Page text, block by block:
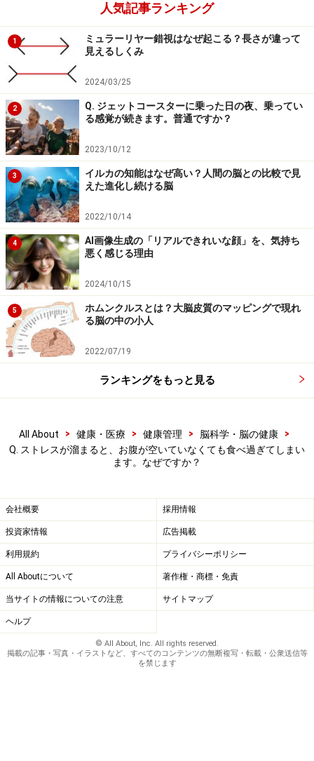
人気記事ランキング
1
ミュラーリヤー錯視はなぜ起こる？長さが違って
見えるしくみ
2024/03/25
2
Q. ジェットコースターに乗った日の夜、乗ってい
る感覚が続きます。普通ですか？
2023/10/12
3
イルカの知能はなぜ高い？人間の脳との比較で見
えた進化し続ける脳
2022/10/14
4
AI画像生成の「リアルできれいな顔」を、気持ち
悪く感じる理由
2024/10/15
5
ホムンクルスとは？大脳皮質のマッピングで現れ
る脳の中の小人
2022/07/19
ランキングをもっと見る
All About > 健康・医療 > 健康管理 > 脳科学・脳の健康
>
Q. ストレスが溜まると、お腹が空いていなくても食べ過ぎてしまい
ます。なぜですか？
会社概要 採用情報
投資家情報 広告掲載
利用規約 プライバシーポリシー
All Aboutについて 著作権・商標・免責
当サイトの情報についての注意 サイトマップ
ヘルプ
© All About, Inc. All rights reserved.
掲載の記事・写真・イラストなど、すべてのコンテンツの無断複写・転載・公衆送信等
を禁じます